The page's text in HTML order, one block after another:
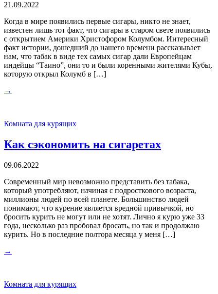
21.09.2022
Когда в мире появились первые сигары, никто не знает,
известен лишь тот факт, что сигары в старом свете появились
с открытием Америки Христофором Колумбом. Интересный
факт истории, дошедший до нашего времени рассказывает
нам, что табак в виде тех самых сигар дали Европейцам
индейцы “Таино”, они то и были коренными жителями Кубы,
которую открыл Колумб в […]
→
Комната для курящих
Как сэкономить на сигаретах
09.06.2022
Современный мир невозможно представить без табака,
который употребляют, начиная с подросткового возраста,
миллионы людей по всей планете. Большинство людей
понимают, что курение является вредной привычкой, но
бросить курить не могут или не хотят. Лично я курю уже 33
года, несколько раз пробовал бросать, но так и продолжаю
курить. Но в последние полтора месяца у меня […]
→
Комната для курящих